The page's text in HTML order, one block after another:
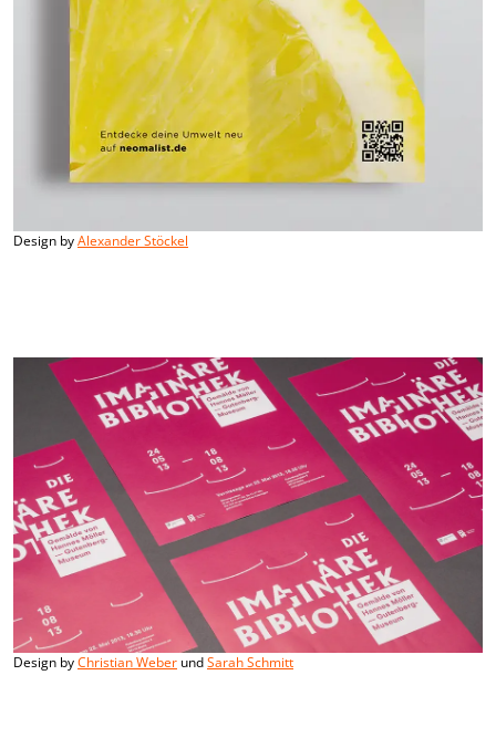
Design byAlexander Stöckel
Design byChristian Weber undSarah Schmitt